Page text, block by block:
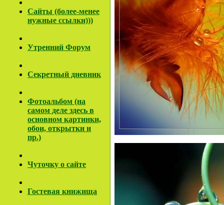
Сайты (более-менее
нужные ссылки)))
Утренний Форум
Секретный дневник
Фотоальбом (на
самом деле здесь в
основном картинки,
обои, открытки и
пр.)
Чуточку о сайте
Гостевая книжища